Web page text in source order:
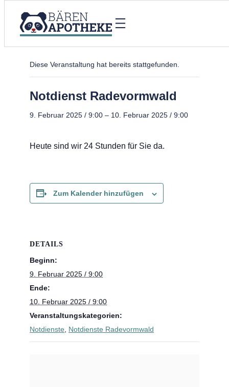
« Alle Veranstaltungen
Diese Veranstaltung hat bereits stattgefunden.
Notdienst Radevormwald
9. Februar 2025 / 9:00 – 10. Februar 2025 / 9:00
Heute sind wir 24 Stunden für Sie da.
Zum Kalender hinzufügen
DETAILS
Beginn:
9. Februar 2025 / 9:00
Ende:
10. Februar 2025 / 9:00
Veranstaltungskategorien:
Notdienste Notdienste Radevormwald